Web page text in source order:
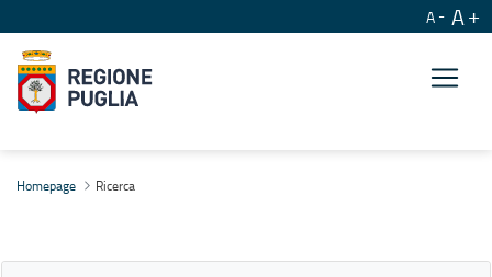
A A
Homepage Ricerca